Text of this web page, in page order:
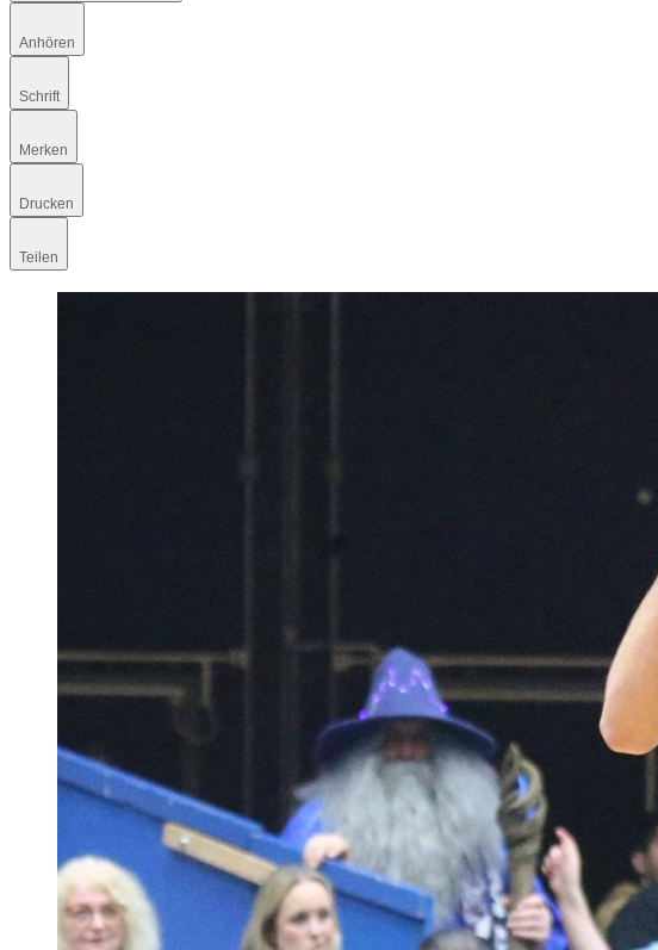
Anhören
Schrift
Merken
Drucken
Teilen